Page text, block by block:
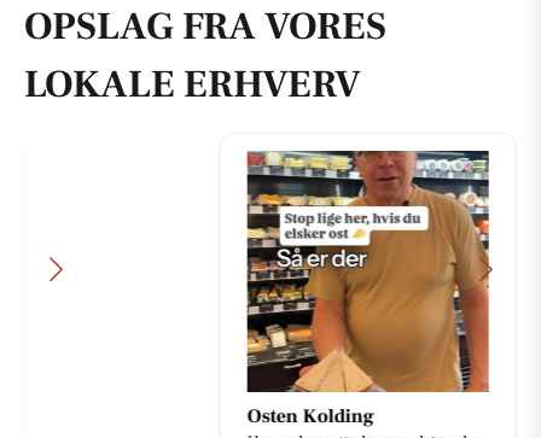
OPSLAG FRA VORES
LOKALE ERHVERV
Osten Kolding